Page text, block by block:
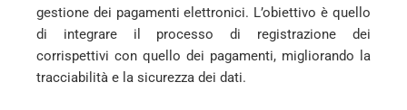
gestione dei pagamenti elettronici. L’obiettivo è quello
di integrare il processo di registrazione dei
corrispettivi con quello dei pagamenti, migliorando la
tracciabilità e la sicurezza dei dati.